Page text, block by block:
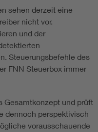
sehen derzeit eine
nicht vor.
und der
Steuerungsbefehle des
FNN Steuerbox immer
Gesamtkonzept und prüft
dennoch perspektivisch
vorausschauende